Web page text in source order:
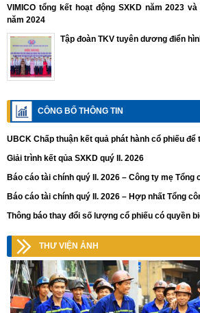
VIMICO tổng kết hoạt động SXKD năm 2023
năm 2024
Tập đoàn TKV tuyên dương điển
CÔNG BỐ THÔNG TIN
UBCK Chấp thuận kết quả phát hành cổ phiếu
Giải trình kết qủa SXKD quý II. 2026
Báo cáo tài chính quý II. 2026 – Công ty mẹ Tổng
Báo cáo tài chính quý II. 2026 – Hợp nhất Tổng
Thông báo thay đổi số lượng cổ phiếu có quyền
THƯ VIỆN ẢNH